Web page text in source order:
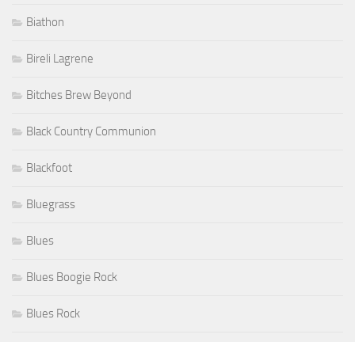
Biathon
Bireli Lagrene
Bitches Brew Beyond
Black Country Communion
Blackfoot
Bluegrass
Blues
Blues Boogie Rock
Blues Rock